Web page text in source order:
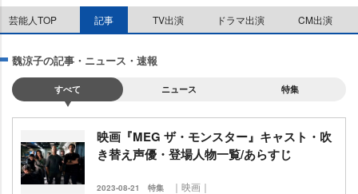
u
t
芸能人TOP 記事 TV出演 ドラマ出演 CM出演
魏涼子の記事・ニュース・速報
すべて ニュース 特集
映画『MEG ザ・モンスター』キャスト・吹
き替え声優・登場人物一覧/あらすじ
2023-08-21 特集 ｜映画｜